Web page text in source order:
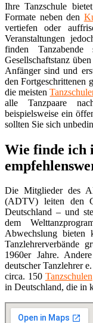
Ihre Tanzschule
Formate neben den
vertiefen oder
Veranstaltungen
finden
Gesellschaftstanz
Anfänger sind und
den Fortgeschrittenen
die meisten
alle Tanzpaare
beispielsweise ein
sollten Sie sich
Wie finde ich
Die Mitglieder des
(ADTV) leiten den
Deutschland – und
dem
Abwechslung bieten
Tanzlehrerverbände
1960er Jahre. Andere
deutscher Tanzlehrer
circa. 150 Tanzschulen
in Deutschland, die in